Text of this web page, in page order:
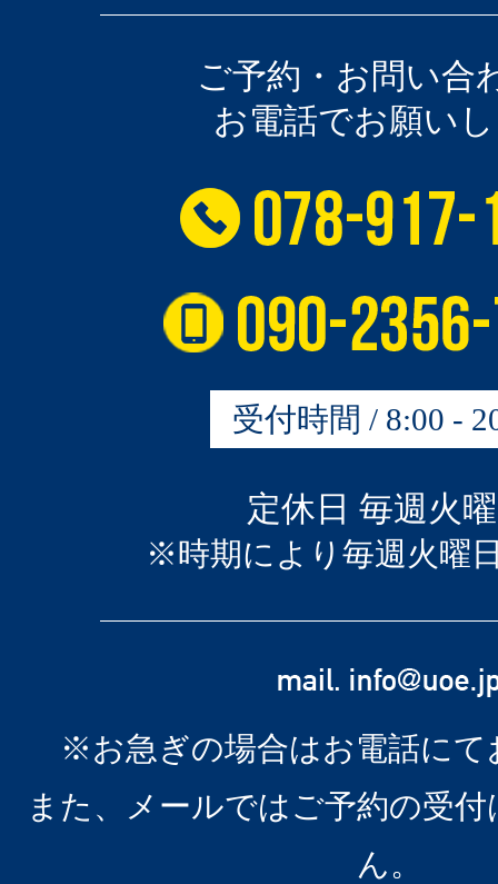
ご予約・お問い合
お電話でお願い
受付時間 / 8:00 -
定休日 毎週火
※時期により毎週火曜
※お急ぎの場合はお電話にて
また、メールではご予約の受
ん。